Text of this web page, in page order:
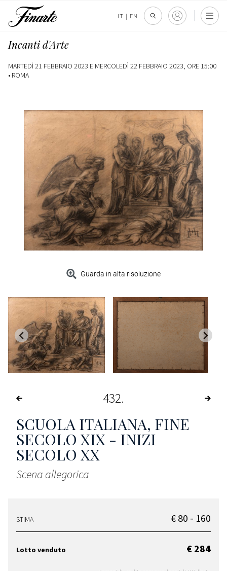
IT | EN
Incanti d'Arte
MARTEDÌ 21 FEBBRAIO 2023 E MERCOLEDÌ 22 FEBBRAIO 2023, ORE 15:00
• ROMA
Guarda in alta risoluzione
432
SCUOLA ITALIANA, FINE
SECOLO XIX - INIZI
SECOLO XX
Scena allegorica
STIMA € 80 - 160
Lotto venduto € 284